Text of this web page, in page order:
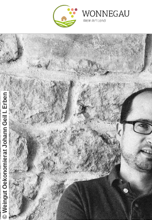
Wonnegau
Entdecken & Erleben
Wein & Genuss
Kultur & Events
Buchen & Service
© Weingut Oekonomierat Johann Geil I. Erben